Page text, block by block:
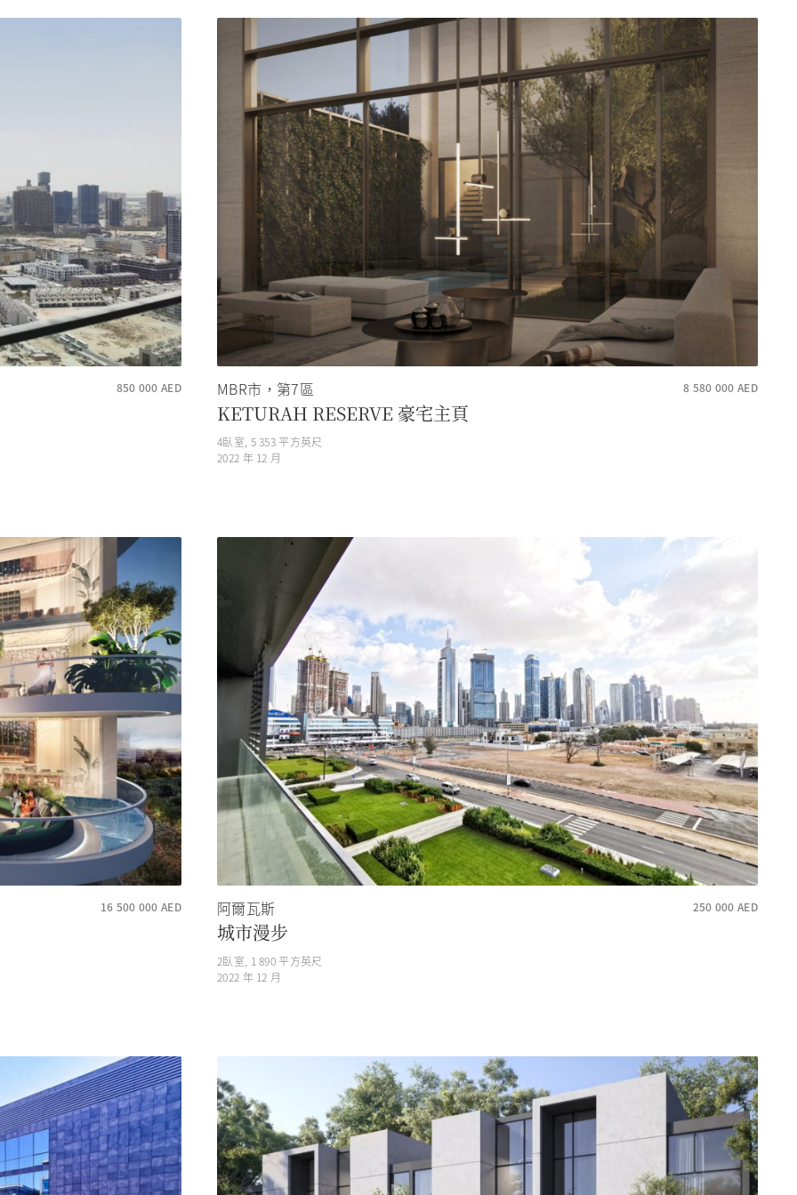
850 000 AED MBR市，第7區 8 580 000 AED
KETURAH RESERVE 豪宅主頁
4臥室, 5 353 平方英尺
2022 年 12 月
16 500 000 AED 阿爾瓦斯 250 000 AED
城市漫步
2臥室, 1 890 平方英尺
2022 年 12 月